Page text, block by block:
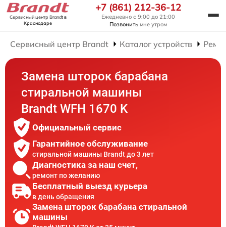
Сервисный центр Brandtв
Краснодаре
+7 (861) 212-36-12
Ежедневно с 9:00 до 21:00
Позвонить мне утром
Сервисный центр Brandt Каталог устройств
Замена шторок барабана
стиральной машины
Brandt WFH 1670 K
Официальный сервис
Гарантийное обслуживание
стиральной машины Brandt до 3 лет
Диагностика за наш счет,
ремонт по желанию
Бесплатный выезд курьера
в день обращения
Замена шторок барабана стиральной
машины